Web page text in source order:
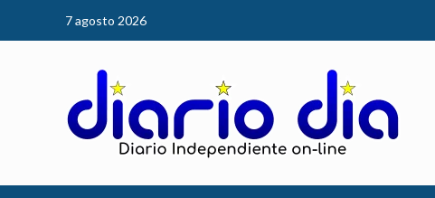
7 agosto 2026